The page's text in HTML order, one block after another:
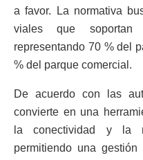
a favor. La normativa
viales que
representando 70 % del
% del parque comercial.
De acuerdo con las
convierte en una
la conectividad y la
permitiendo una